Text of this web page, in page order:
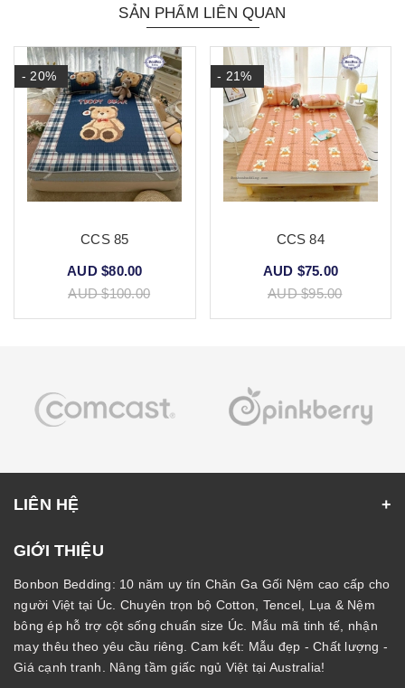
SẢN PHẨM LIÊN QUAN
- 20%
CCS 85
AUD $80.00
AUD $100.00
- 21%
CCS 84
AUD $75.00
AUD $95.00
LIÊN HỆ
GIỚI THIỆU
Bonbon Bedding: 10 năm uy tín Chăn Ga Gối Nệm cao cấp cho
người Việt tại Úc. Chuyên trọn bộ Cotton, Tencel, Lụa & Nệm
bông ép hỗ trợ cột sống chuẩn size Úc. Mẫu mã tinh tế, nhận
may thêu theo yêu cầu riêng. Cam kết: Mẫu đẹp - Chất lượng -
Giá cạnh tranh. Nâng tầm giấc ngủ Việt tại Australia!